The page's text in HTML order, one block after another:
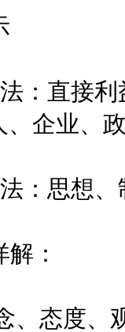
直接利
、企业、
思想、
：
态度、